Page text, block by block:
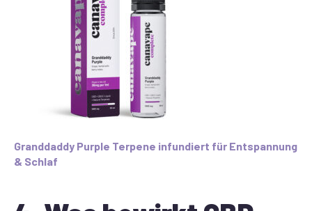
Granddaddy Purple Terpene infundiert für Entspannung
& Schlaf